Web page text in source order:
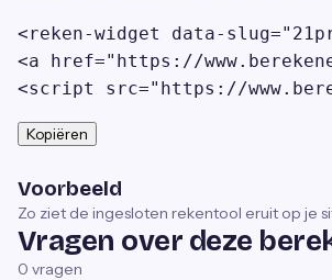
<reken-widget data-
<a href="https://
<script src="https://
Kopiëren
Voorbeeld
Zo ziet de ingesloten rekentool eruit op je
Vragen over deze
0 vragen